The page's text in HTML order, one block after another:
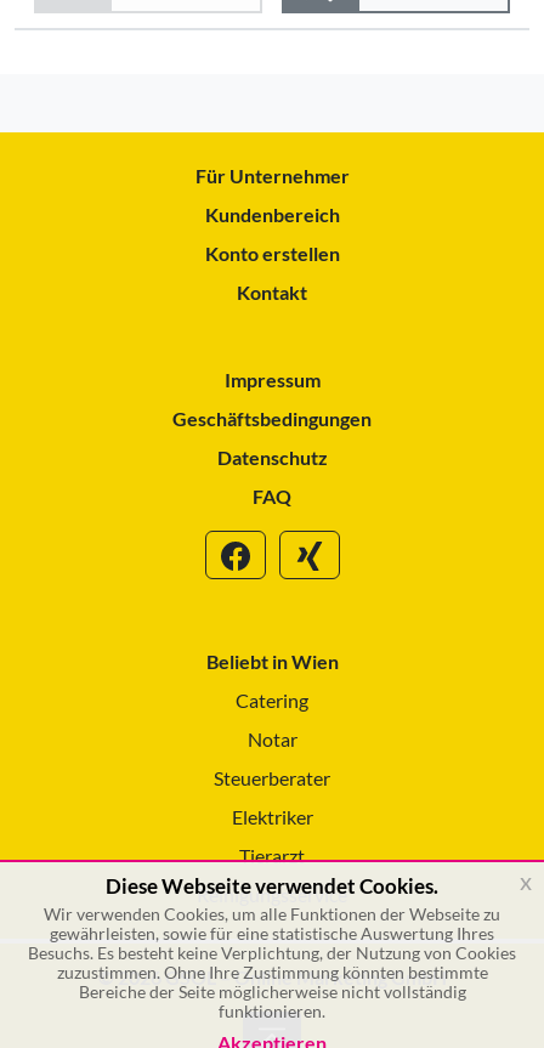
Für Unternehmer
Kundenbereich
Konto erstellen
Kontakt
Impressum
Geschäftsbedingungen
Datenschutz
FAQ
Beliebt in Wien
Catering
Notar
Steuerberater
Elektriker
Tierarzt
Reinigungsservice
© 2026 GSOL – Online Marketing GmbH
Diese Webseite verwendet Cookies.
Wir verwenden Cookies, um alle Funktionen der Webseite zu
gewährleisten, sowie für eine statistische Auswertung Ihres
Besuchs. Es besteht keine Verplichtung, der Nutzung von Cookies
zuzustimmen. Ohne Ihre Zustimmung könnten bestimmte
Bereiche der Seite möglicherweise nicht vollständig
funktionieren.
Akzeptieren
x